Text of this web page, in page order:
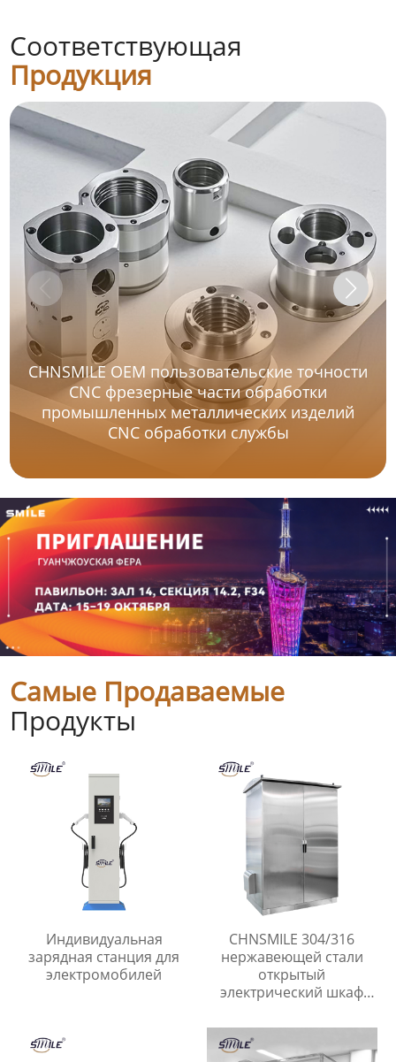
Соответствующая
Продукция
CHNSMILE OEM пользовательские точности
CNC фрезерные части обработки
промышленных металлических изделий
CNC обработки службы
Самые Продаваемые
Продукты
Индивидуальная
зарядная станция для
электромобилей
CHNSMILE 304/316
нержавеющей стали
открытый
электрический шкаф
электрические корпуса
пользовательские